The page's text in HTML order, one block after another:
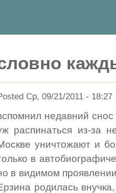
Ср, 09/21/2011 - 18:27
недавний
распинаться из-за
уничтожают и
в
в видимом проявлении
родилась